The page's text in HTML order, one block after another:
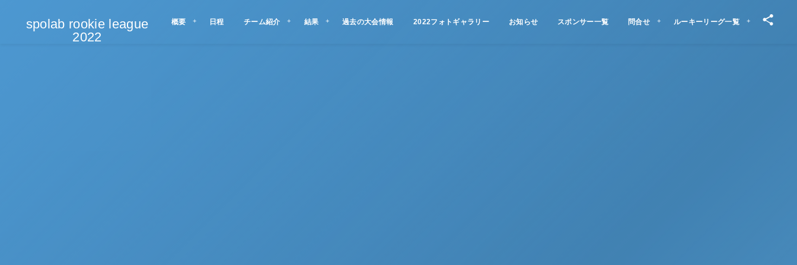
spolab rookie league
2022
概要 日程 チーム紹介 結果 過去の大会情報 2022フォトギャラリー お知らせ スポンサー一覧 問合せ ルーキーリーグ一覧